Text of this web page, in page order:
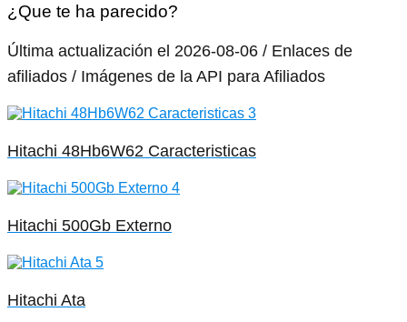
¿Que te ha parecido?
Última actualización el 2026-08-06 / Enlaces de
afiliados / Imágenes de la API para Afiliados
Hitachi 48Hb6W62 Caracteristicas
Hitachi 500Gb Externo
Hitachi Ata